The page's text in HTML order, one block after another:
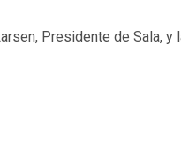
Presidente de Sala,